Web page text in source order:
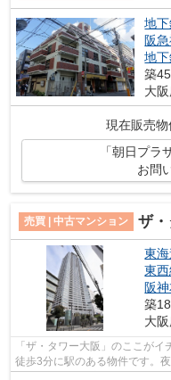
地
阪
地
築
大
現在販売物
「朝日プ
お問
売買 | 中古マンション ザ
東
東
阪
築
大
「ザ・タワー大阪」のここがイ
徒歩3分に駅のある物件です。